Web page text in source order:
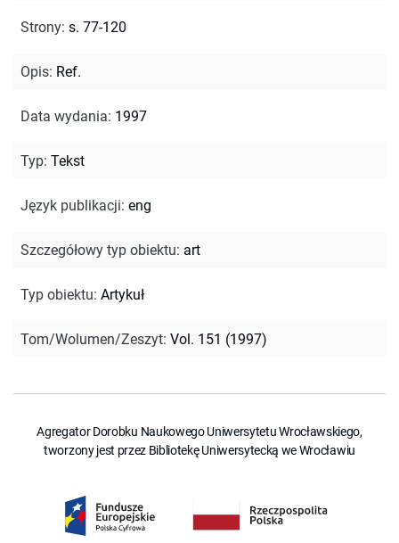
Strony: s. 77-120
Opis: Ref.
Data wydania: 1997
Typ: Tekst
Język publikacji: eng
Szczegółowy typ obiektu: art
Typ obiektu: Artykuł
Tom/Wolumen/Zeszyt: Vol. 151 (1997)
Agregator Dorobku Naukowego Uniwersytetu Wrocławskiego,
tworzony jest przez Bibliotekę Uniwersytecką we Wrocławiu